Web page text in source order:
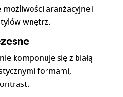
aranżacyjne i
wnętrz.
komponuje się z białą
formami,